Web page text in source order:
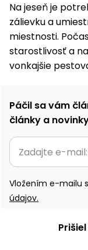
Na jeseň je
zálievku a
miestnosti.
starostlivosť a
vonkajšie
Páčil sa vám
články a
Vložením e-mailu
údajov.